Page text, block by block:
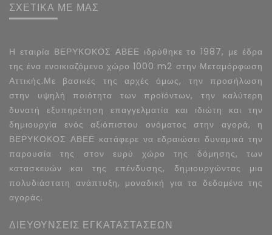
ΣΧΕΤΙΚΑ ΜΕ ΜΑΣ
Η εταιρία ΒΕΡΥΚΟΚΟΣ ΑΒΕΕ ιδρύθηκε το 1987, με έδρα
της ένα ενοικιαζόμενο χώρο 1000 m2 στην Μεταμόρφωση
Αττικής.Με βασικές της αρχές όμως, την προσήλωση
στην υψηλή ποιότητα των προϊόντων, την καλύτερη
δυνατή εξυπηρέτηση επαγγελματία και ιδιώτη και την
δημιουργία ενός αξιόπιστου ονόματος στην αγορά, η
ΒΕΡΥΚΟΚΟΣ ΑΒΕΕ κατάφερε να εδραιώσει δυναμικά την
παρουσία της στον ευρύ χώρο της δόμησης, των
κατασκευών και της επένδυσης, δημιουργώντας μια
πολυδιάστατη ανάπτυξη, μοναδική για τα δεδομένα της
αγοράς.
ΔΙΕΥΘΥΝΣΕΙΣ ΕΓΚΑΤΑΣΤΑΣΕΩΝ